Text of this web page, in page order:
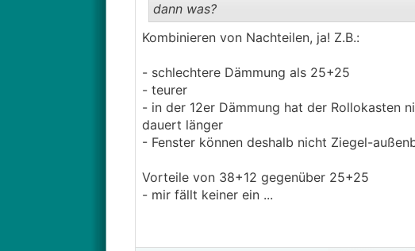
dann was?
Kombinieren von Nachteilen, ja! Z.B.:
- schlechtere Dämmung als 25+25
- teurer
- in der 12er Dämmung hat der Rollokasten
dauert länger
- Fenster können deshalb nicht Ziegel-
Vorteile von 38+12 gegenüber 25+25
- mir fällt keiner ein ...